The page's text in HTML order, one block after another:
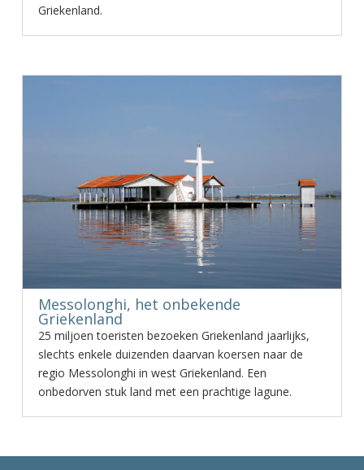
Griekenland.
Messolonghi, het onbekende
Griekenland
25 miljoen toeristen bezoeken Griekenland jaarlijks,
slechts enkele duizenden daarvan koersen naar de
regio Messolonghi in west Griekenland. Een
onbedorven stuk land met een prachtige lagune.